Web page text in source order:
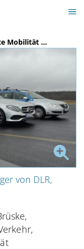
Mobilität ...
von DLR,